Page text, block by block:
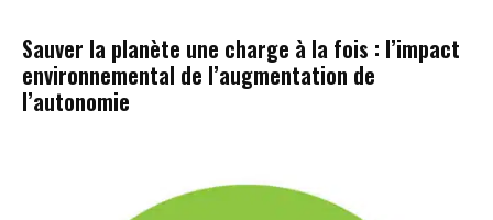
Sauver la planète une charge à la fois : l’impact
environnemental de l’augmentation de
l’autonomie